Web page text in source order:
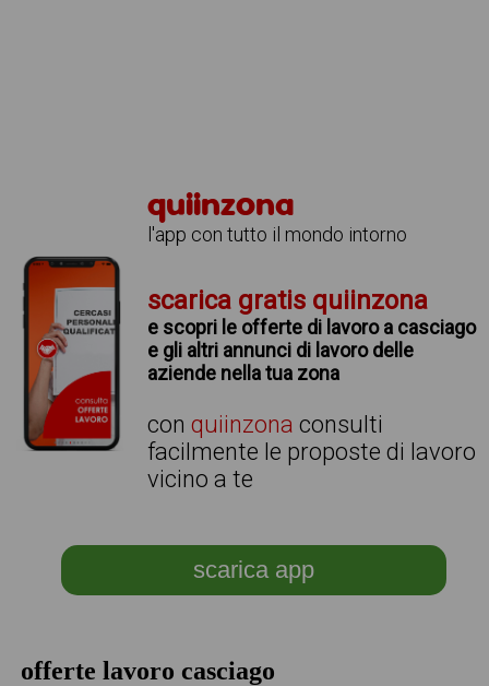
quiinzona
l'app con tutto il mondo intorno
scarica gratis quiinzona
e scopri le offerte di lavoro a casciago
e gli altri annunci di lavoro delle
aziende nella tua zona
conquiinzona consulti
facilmente le proposte di lavoro
vicino a te
scarica app
offerte lavoro casciago